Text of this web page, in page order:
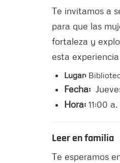
Te invitamos a
para que las
fortaleza y
esta
Lugar:
Fecha:
Hora: 11:00 a.
Leer en familia
Te esperamos